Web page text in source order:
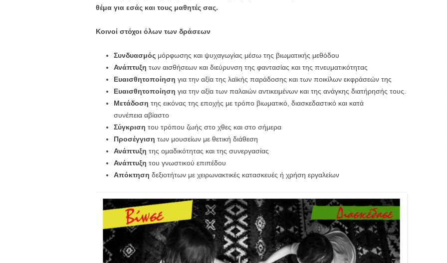
θέμα για εσάς και τους μαθητές σας.
Κοινοί στόχοι όλων των δράσεων
Συνδυασμός μόρφωσης και ψυχαγωγίας μέσω της βιωματικής μεθόδου
Ανάπτυξη των αισθήσεων και διεύρυνση της φαντασίας και της πνευματικότητας
Ευαισθητοποίηση για την αξία της λαϊκής παράδοσης και των ποικίλων εκφράσεών της
Ευαισθητοποίηση για την αξία των παλαιών αντικειμένων και της ανάγκης διατήρησής τους.
Μετάδοση της εικόνας της εποχής με τρόπο βιωματικό, διασκεδαστικό και κατά
συνέπεια αβίαστο
Σύγκριση του τρόπου ζωής στο χθες και στο σήμερα
Προσέγγιση των μουσείων με θετική διάθεση
Ανάπτυξη της ομαδικότητας και της συνεργασίας
Ανάπτυξη του γνωστικού επιπέδου
Απόκτηση δεξιοτήτων με χειρωνακτικές κατασκευές ή χρήση εργαλείων